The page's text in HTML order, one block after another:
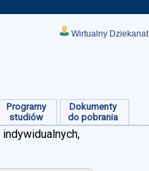
Wirtualny Dziekanat
Programy
studiów
Dokumenty
do pobrania